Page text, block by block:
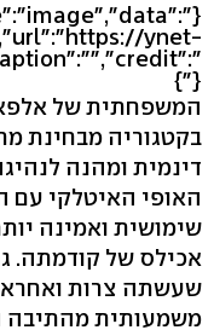
ynet-
"}}
המשפחתית של
בקטגוריה מבחינת
דינמית ומהנה
האופי האיטלקי עם
שימושית ואמינה
אכילס של קודמתה.
שעשתה צרות
משמעותית מהתיבה